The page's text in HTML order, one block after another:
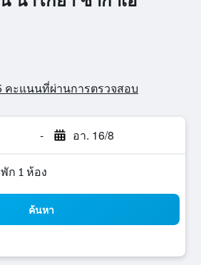
คะแนนที่ผ่านการตรวจสอบ
- อา. 16/8
ก 1 ห้อง
ค้นหา